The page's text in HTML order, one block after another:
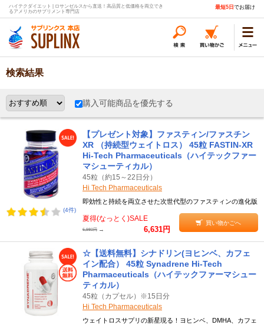
ハイテクダイエット | ロサンゼルスから直送！高品質と低価格を両立でき
るアメリカのサプリメント専門店
最短5日 でお届け
検索結果
購入可能商品を優先する
(4件)
【プレゼント対象】ファスティン/ファスチン
XR （持続型ウェイトロス） 45粒 FASTIN-XR
Hi-Tech Pharmaceuticals（ハイテックファー
マシューティカル）
45粒（約15～22日分）
Hi Tech Pharmaceuticals
即効性と持続を両立させた次世代型のファスティンの進化版
夏得(なっとく)SALE
6,980円 → 6,631円
買い物かごへ
☆【送料無料】シナドリン(ヨヒンベ、カフェ
イン配合） 45粒 Synadrene Hi-Tech
Pharmaceuticals（ハイテックファーマシュー
ティカル）
45粒（カプセル）※15日分
Hi Tech Pharmaceuticals
ウェイトロスサプリの新星現る！ヨヒンベ、DMHA、カフェ